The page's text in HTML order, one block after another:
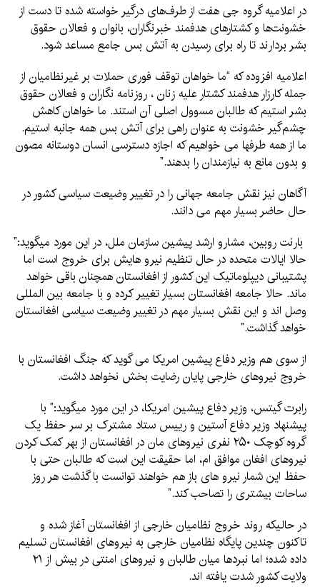
در اعلامیه گروه جی هفت از طرف‌های درگیر خواسته شده تا دست از
خشونت‌ها و کشتارهای هدفمند خبرنگاران، بانوان و فعالان حقوق
بشر بردارند تا راه برای رسیدن به آتش بس جامع مساعد شود.
اعلامیه افزوده که “ما خواهان توقف فوری حملات بر غیرنظامیان از
جمله کارزار هدفمند کشتار علیه زنان ، روزنامه نگاران و فعالان حقوق
بشر استیم که طالبان مسوول اصلی آن استند. ما خواهان کاهش
چشم‌گیر خشونت به عنوان راهی برای آتش بس همه جانبه استیم.
ما از همه طرفها می خواهیم که اجازه دسترسی انسان دوستانه مصون
و بدون مانع به نیازمندان را بدهند.”
آگاهان نیز نقش جامعه جهانی را در تغییر وضیعت سیاسی کشور در
حال حاضر بسیار مهم می دانند.
بارنت روبین، مشارو ارشد پیشین سازمان ملل، در این مورد میگوید:”
حالا ایالات متحده در حال تنظیم نیرو هایش برای خروج است اما
پشتیبانی دیپلوماتیک این کشور از افغانستان همچنان باقی خواهد
ماند. حالا جامعه افغانستان بسیار تغییر کرده و با جامعه بین المللی
وصل اند و این نقش بسیار مهم در تغییر وضیعت سیاسی افغانستان
خواهد گذاشت.”
از سوی هم وزیر دفاع پیشین امریکا می گوید که جنگ افغانستان با
خروج نیروهای خارجی پایان رضایت بخش نخواهد داشت.
رابرت گیتس، وزیر دفاع پیشین امریکا، در این مورد میگوید:” با
پیشنهاد وزیر دفاع آستین و رییس ستاد مشترک بر سر حفظ یک
گروه کوچک ۲۵۰ نفری نیروهای مان در افغانستان از بهر کمک کردن
نیروهای افغان موافق ام، اما حقیقت این است که طالبان حتی با
حفظ این شمار نیرو های باز هم خواهند توانست با گذشت هر روز
ساحات بیشتری را تصاحب کند.”
در حالیکه روند خروج نظامیان خارجی از افغانستان آغاز شده و
تاکنون چندین پایگاه نظامیان خارجی به نیروهای افغانستان تسلیم
داده شده؛ اما نبردها میان طالبان و نیروهای امنتی در بیش از ۲۱
ولایت کشور شدت یافته اند.